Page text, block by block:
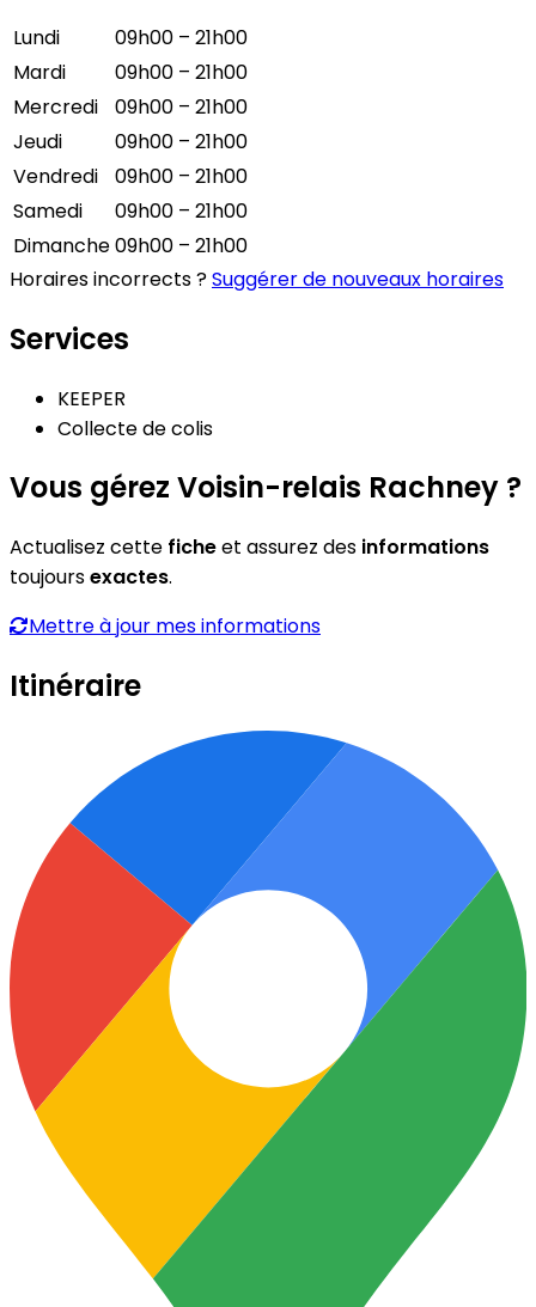
Lundi
09h00 – 21h00
Mardi
09h00 – 21h00
Mercredi
09h00 – 21h00
Jeudi
09h00 – 21h00
Vendredi
09h00 – 21h00
Samedi
09h00 – 21h00
Dimanche09h00 – 21h00
Horaires incorrects ?Suggérer de nouveaux horaires
Services
KEEPER
Collecte de colis
Vous gérez Voisin-relais Rachney ?
Actualisez cette ficheet assurez des informations
toujoursexactes.
Mettre à jour mes informations
Itinéraire